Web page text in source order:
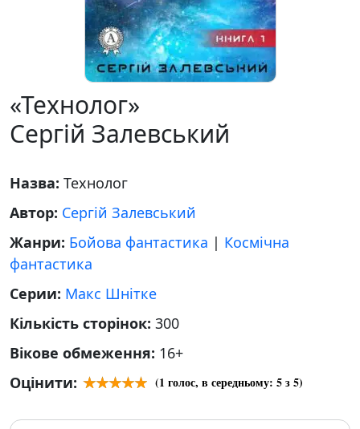
«Технолог»
Сергій Залевський
Назва: Технолог
Автор: Сергій Залевський
Жанри: Бойова фантастика | Космічна
фантастика
Серии: Макс Шнітке
Кількість сторінок: 300
Вікове обмеження: 16+
Оцінити:
(1 голос, в середньому: 5з 5)